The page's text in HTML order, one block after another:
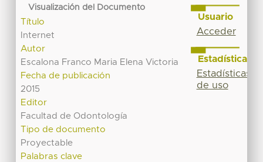
Visualización del Documento
Título
Internet
Autor
Escalona Franco Maria Elena Victoria
Fecha de publicación
2015
Editor
Facultad de Odontología
Tipo de documento
Proyectable
Palabras clave
Usuario
Acceder
Estadísticas
Estadísticas
de uso